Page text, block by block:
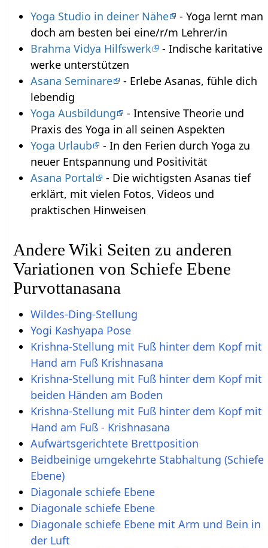
Yoga Studio in deiner Nähe
- Yoga lernt man
doch am besten bei eine/r/m Lehrer/in
Brahma Vidya Hilfswerk
- Indische karitative
werke unterstützen
Asana Seminare
- Erlebe Asanas, fühle dich
lebendig
Yoga Ausbildung
- Intensive Theorie und
Praxis des Yoga in all seinen Aspekten
Yoga Urlaub
- In den Ferien durch Yoga zu
neuer Entspannung und Positivität
Asana Portal
- Die wichtigsten Asanas tief
erklärt, mit vielen Fotos, Videos und
praktischen Hinweisen
Andere Wiki Seiten zu anderen
Variationen von Schiefe Ebene
Purvottanasana
Wildes-Ding-Stellung
Yogi Kashyapa Pose
Krishna-Stellung mit Fuß hinter dem Kopf mit
Hand am Fuß Krishnasana
Krishna-Stellung mit Fuß hinter dem Kopf mit
beiden Händen am Boden
Krishna-Stellung mit Fuß hinter dem Kopf mit
Hand am Fuß - Krishnasana
Aufwärtsgerichtete Brettposition
Beidbeinige umgekehrte Stabhaltung (Schiefe
Ebene)
Diagonale schiefe Ebene
Diagonale schiefe Ebene
Diagonale schiefe Ebene mit Arm und Bein in
der Luft